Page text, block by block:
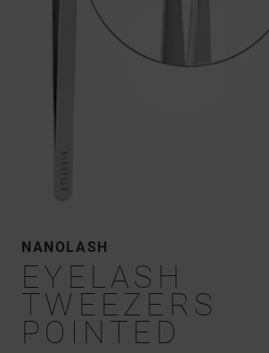
NANOLASH
EYELASH
TWEEZERS
POINTED